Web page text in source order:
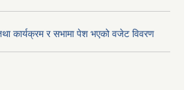
कार्यक्रम र सभामा पेश भएको वजेट विवरण